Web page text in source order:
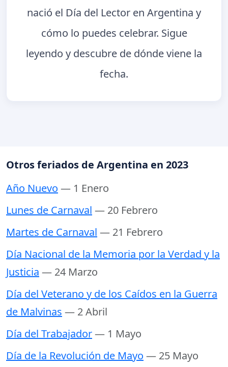
nació el Día del Lector en Argentina y
cómo lo puedes celebrar. Sigue
leyendo y descubre de dónde viene la
fecha.
Otros feriados de Argentina en 2023
Año Nuevo — 1 Enero
Lunes de Carnaval — 20 Febrero
Martes de Carnaval — 21 Febrero
Día Nacional de la Memoria por la Verdad y la
Justicia — 24 Marzo
Día del Veterano y de los Caídos en la Guerra
de Malvinas — 2 Abril
Día del Trabajador— 1 Mayo
Día de la Revolución de Mayo — 25 Mayo